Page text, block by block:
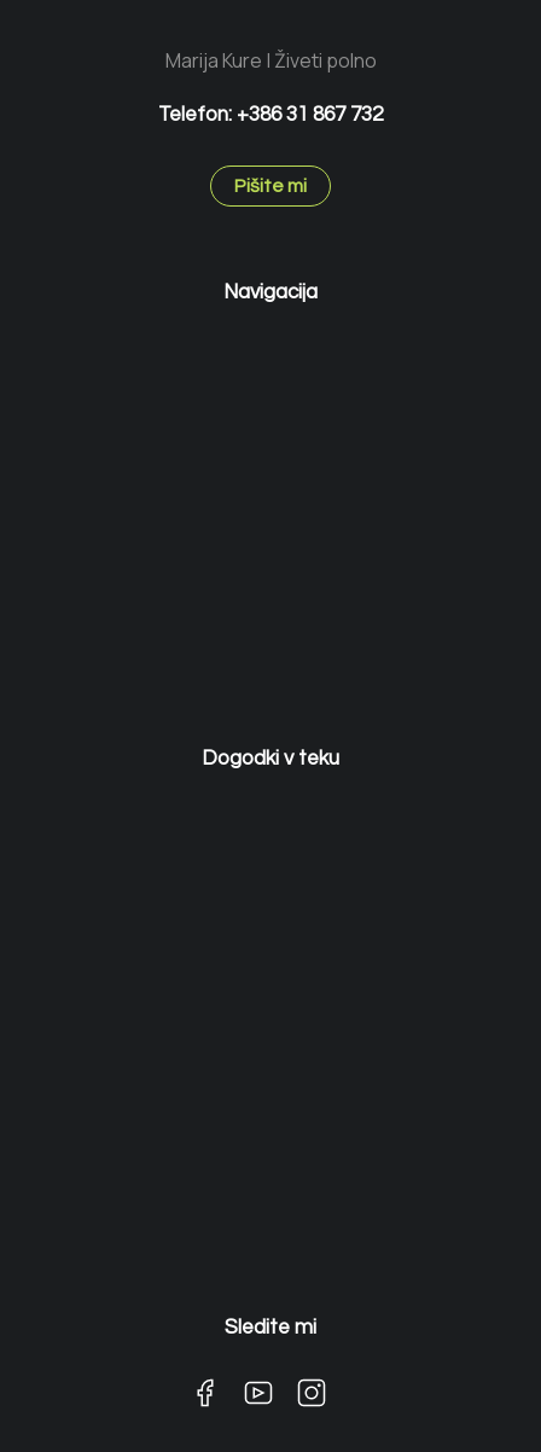
Marija Kure | Živeti polno
Telefon: +386 31 867 732
Pišite mi
Navigacija
Dogodki v teku
Sledite mi